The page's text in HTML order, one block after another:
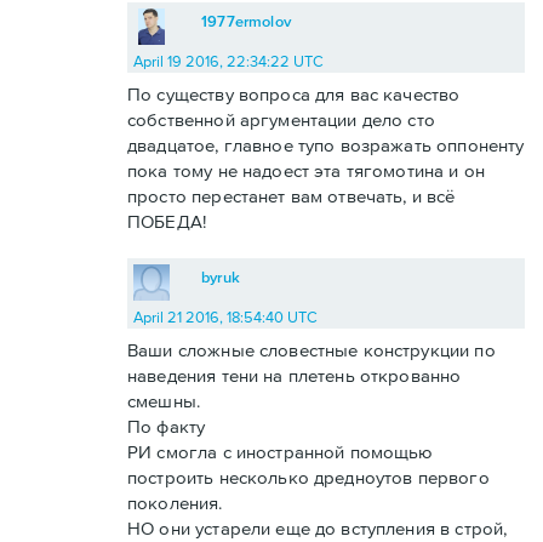
1977ermolov
April 19 2016, 22:34:22 UTC
По существу вопроса для вас качество
собственной аргументации дело сто
двадцатое, главное тупо возражать оппоненту
пока тому не надоест эта тягомотина и он
просто перестанет вам отвечать, и всё
ПОБЕДА!
byruk
April 21 2016, 18:54:40 UTC
Ваши сложные словестные конструкции по
наведения тени на плетень открованно
смешны.
По факту
РИ смогла с иностранной помощью
построить несколько дредноутов первого
поколения.
НО они устарели еще до вступления в строй,